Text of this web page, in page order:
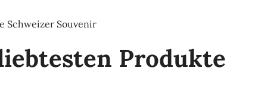
Schweizer Souvenir
Produkte